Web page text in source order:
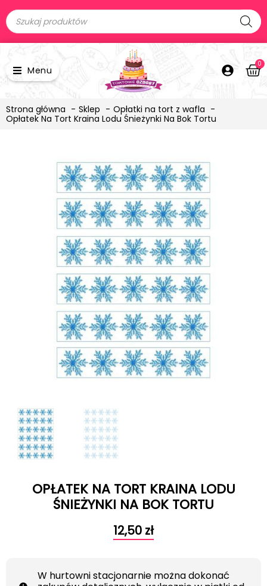
Menu
0
Strona główna Sklep
Opłatki na tort z wafla
Opłatek Na Tort Kraina Lodu Śnieżynki Na Bok Tortu
OPŁATEK NA TORT KRAINA LODU
ŚNIEŻYNKI NA BOK TORTU
12,50 zł
W hurtowni stacjonarnie można dokonać